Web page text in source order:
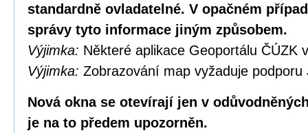
standardně ovladatelné. V opačném
správy tyto informace jiným způsobem.
Výjimka: Některé aplikace Geoportálu ČÚZK
Výjimka: Zobrazování map vyžaduje podporu
Nová okna se otevírají jen v
je na to předem upozorněn.